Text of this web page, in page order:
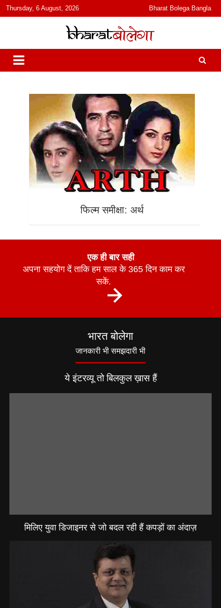
content
Thursday, 6 August, 2026 Bharat Bolega Bangla
भारत बोलेगा
हिंदी में समाचार, विचार, ऑडियो, वीडियो और फ़ीचर. भारत बोलेगा हिंदी न्यूज़ वेबसाइट
India: News, Views, Info, Trends & Podcast I जानकारी भी समझदारी भी
और पॉडकास्ट
फिल्म समीक्षा: अर्थ
एक ही बार सही
अपना सहयोग दें ताकि हम साल के 365 दिन काम कर
सकें.
भारत बोलेगा
जानकारी भी समझदारी भी
ये इंटरव्यू तो बिलकुल ख़ास हैं
मिलिए युवा डिजाइनर से जो बदल रही हैं कपड़ों का अंदाज़